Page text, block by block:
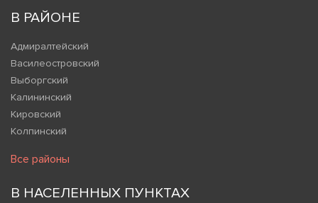
В РАЙОНЕ
Адмиралтейский
Василеостровский
Выборгский
Калининский
Кировский
Колпинский
Все районы
В НАСЕЛЕННЫХ ПУНКТАХ